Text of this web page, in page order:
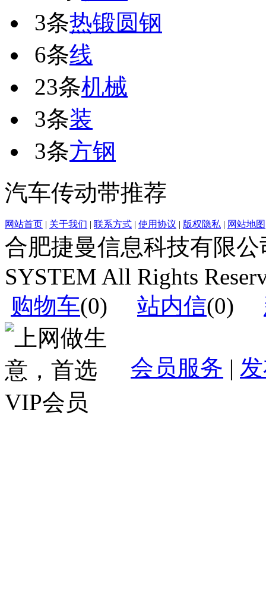
3条热锻圆钢
6条线
23条机械
3条装
3条方钢
汽车传动带推荐
网站首页 关于我们 联系方式 使用协议 版权隐私 网站地图
合肥捷曼信息科技有限公
SYSTEM All Rights
购物车(0) 站内信(0)
会员服务 |